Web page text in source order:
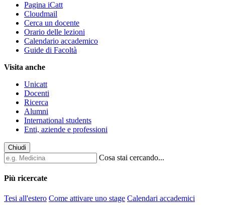
Pagina iCatt
Cloudmail
Cerca un docente
Orario delle lezioni
Calendario accademico
Guide di Facoltà
Visita anche
Unicatt
Docenti
Ricerca
Alumni
International students
Enti, aziende e professioni
Chiudi
Cosa stai cercando...
Più ricercate
Tesi all'estero Come attivare uno stage Calendari accademici